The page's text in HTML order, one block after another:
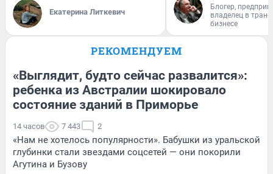
Екатерина Литкевич
Блогер,
владелец в
бизнесе
РЕКОМЕНДУЕМ
«Выглядит, будто сейчас развалится»:
ребенка из Австралии шокировало
состояние зданий в Приморье
14 часов 7 443 2
«Нам не хотелось популярности». Бабушки из уральской
глубинки стали звездами соцсетей — они покорили
Агутина и Бузову